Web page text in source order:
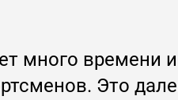
много времени
Это